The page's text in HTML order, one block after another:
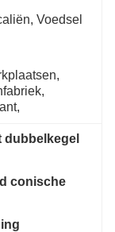
Voedsel
dubbelkegel
conische